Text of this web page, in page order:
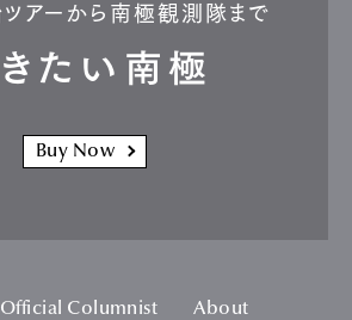
ツアーから南極観測隊まで
たい南極
Buy Now
Official Columnist
About